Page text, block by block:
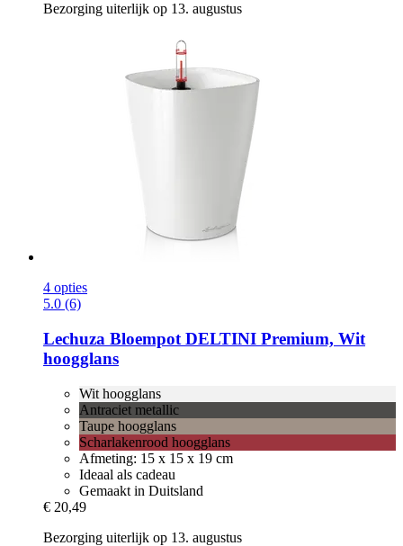
Bezorging uiterlijk op 13. augustus
4 opties
5.0 (6)
Lechuza Bloempot DELTINI Premium, Wit
hoogglans
Wit hoogglans
Antraciet metallic
Taupe hoogglans
Scharlakenrood hoogglans
Afmeting: 15 x 15 x 19 cm
Ideaal als cadeau
Gemaakt in Duitsland
€ 20,49
Bezorging uiterlijk op 13. augustus